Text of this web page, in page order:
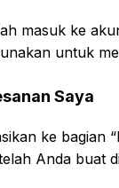
masuk ke
untuk
Saya
ke bagian
Anda buat